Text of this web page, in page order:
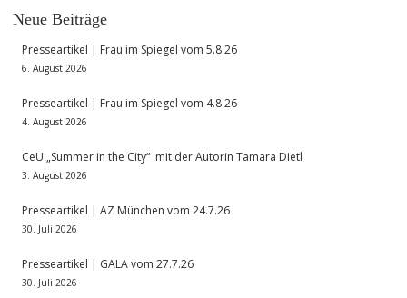
Neue Beiträge
Presseartikel | Frau im Spiegel vom 5.8.26
6. August 2026
Presseartikel | Frau im Spiegel vom 4.8.26
4. August 2026
CeU „Summer in the City“ mit der Autorin Tamara Dietl
3. August 2026
Presseartikel | AZ München vom 24.7.26
30. Juli 2026
Presseartikel | GALA vom 27.7.26
30. Juli 2026